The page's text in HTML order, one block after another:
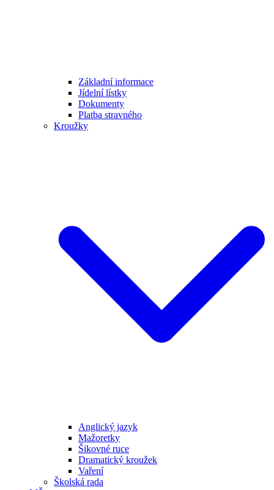
Základní informace
Jídelní lístky
Dokumenty
Platba stravného
Kroužky
Anglický jazyk
Mažoretky
Šikovné ruce
Dramatický kroužek
Vaření
Školská rada